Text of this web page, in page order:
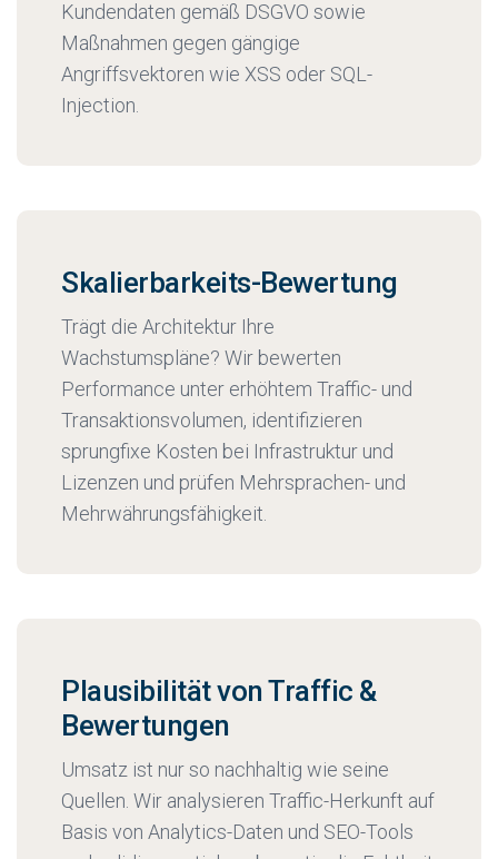
Kundendaten gemäß DSGVO sowie
Maßnahmen gegen gängige
Angriffsvektoren wie XSS oder SQL-
Injection.
Skalierbarkeits-Bewertung
Trägt die Architektur Ihre
Wachstumspläne? Wir bewerten
Performance unter erhöhtem Traffic- und
Transaktionsvolumen, identifizieren
sprungfixe Kosten bei Infrastruktur und
Lizenzen und prüfen Mehrsprachen- und
Mehrwährungsfähigkeit.
Plausibilität von Traffic &
Bewertungen
Umsatz ist nur so nachhaltig wie seine
Quellen. Wir analysieren Traffic-Herkunft auf
Basis von Analytics-Daten und SEO-Tools